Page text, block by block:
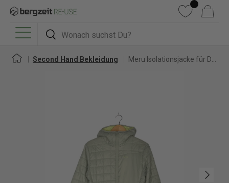
DIREKT ZUM INHALT
Suchen
Suchen
WunschlisteWarenkorb
Menü
Second Hand Bekleidung
Nächste